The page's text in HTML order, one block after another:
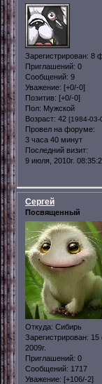
Зарегистрирован: 8
Приглашений: 0
Сообщений: 9
Уважение: [+0/-0]
Позитив: [+0/-0]
Пол: Мужской
Возраст: 42 [1984-03-
Провел на форуме:
3 часа 40 минут
Последний визит:
9 июля, 2010г.
Сергей
Посвященный
Откуда: Сибирь
Зарегистрирован: 15
2009г.
Приглашений: 0
Сообщений: 1717
Уважение: [+106/-2]